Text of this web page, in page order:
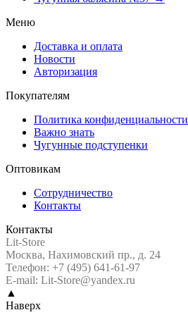
Меню
Доставка и оплата
Новости
Авторизация
Покупателям
Политика конфиденциальности
Важно знать
Чугунные подступенки
Оптовикам
Сотрудничество
Контакты
Контакты
Lit-Store
Москва, Нахимовский пр., д. 24
Телефон: +7 (495) 641-61-97
E-mail: Lit-Store@yandex.ru
▲
Наверх